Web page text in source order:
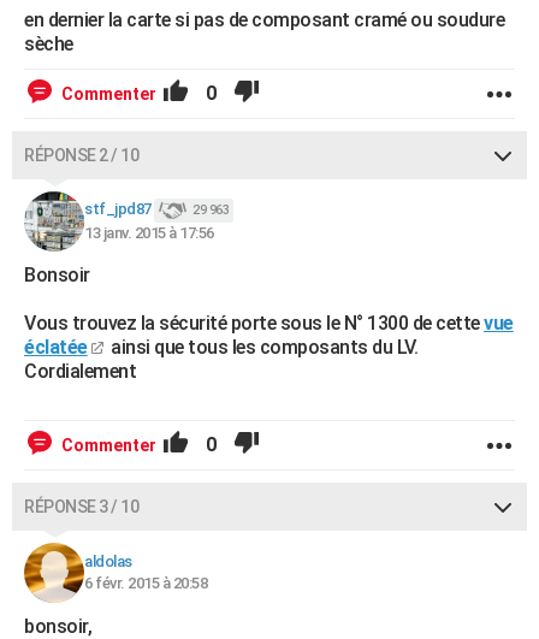
en dernier la carte si pas de composant cramé ou soudure
sèche
Commenter 0
RÉPONSE 2 / 10
stf_jpd87 29 963
13 janv. 2015 à 17:56
Bonsoir
Vous trouvez la sécurité porte sous le N° 1300 de cettevue
éclatée
ainsi que tous les composants du LV.
Cordialement
Commenter 0
RÉPONSE 3 / 10
aldolas
6 févr. 2015 à 20:58
bonsoir,